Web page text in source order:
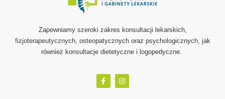
Zapewniamy szeroki zakres konsultacji lekarskich,
fizjoterapeutycznych, osteopatycznych oraz psychologicznych, jak
również konsultacje dietetyczne i logopedyczne.